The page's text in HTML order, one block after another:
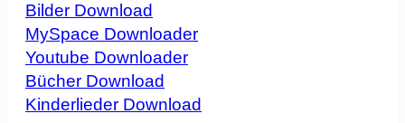
Bilder Download
MySpace Downloader
Youtube Downloader
Bücher Download
Kinderlieder Download